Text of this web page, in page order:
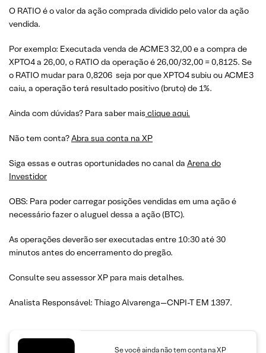
O RATIO é o valor da ação comprada dividido pelo valor da ação
vendida.
Por exemplo: Executada venda de ACME3 32,00 e a compra de
XPTO4 a 26,00, o RATIO da operação é 26,00/32,00 = 0,8125. Se
o RATIO mudar para 0,8206 seja por que XPTO4 subiu ou ACME3
caiu, a operação terá resultado positivo (bruto) de 1%.
Ainda com dúvidas? Para saber mais clique aqui.
Não tem conta?Abra sua conta na XP
Siga essas e outras oportunidades no canal da Arena do
Investidor
OBS: Para poder carregar posições vendidas em uma ação é
necessário fazer o aluguel dessa a ação (BTC).
As operações deverão ser executadas entre 10:30 até 30
minutos antes do encerramento do pregão.
Consulte seu assessor XP para mais detalhes.
Analista Responsável: Thiago Alvarenga—CNPI-T EM 1397.
Se você ainda não tem conta na XP